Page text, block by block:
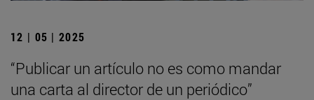
12 | 05 | 2025
“Publicar un artículo no es como mandar
una carta al director de un periódico”